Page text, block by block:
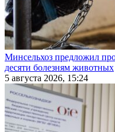
Минсельхоз предложил
десяти болезням животных
5 августа 2026, 15:24